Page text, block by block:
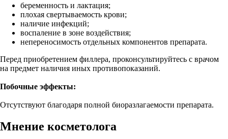
беременность и лактация;
плохая свертываемость крови;
наличие инфекций;
воспаление в зоне воздействия;
непереносимость отдельных компонентов препарата.
Перед приобретением филлера, проконсультируйтесь с врачом
на предмет наличия иных противопоказаний.
Побочные эффекты:
Отсутствуют благодаря полной биоразлагаемости препарата.
Мнение косметолога